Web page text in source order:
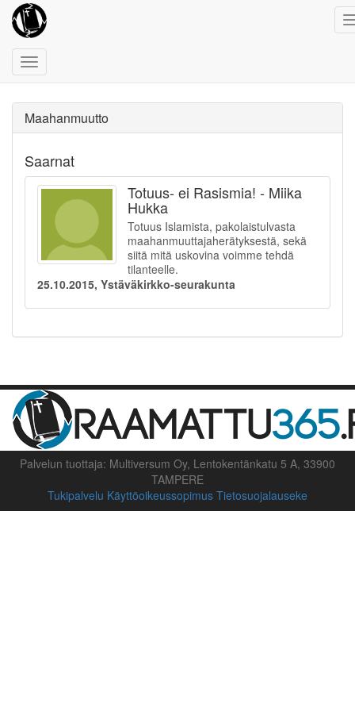
Toggle
navigation
Maahanmuutto
Saarnat
Totuus- ei Rasismia! - Miika
Hukka
Totuus Islamista, pakolaistulvasta
maahanmuuttajaherätyksestä, sekä
siitä mitä uskovina voimme tehdä
tilanteelle.
25.10.2015, Ystäväkirkko-seurakunta
Palvelun tuottaja: Multiversum Oy, Lentokentänkatu 5 A, 33900
TAMPERE
Tukipalvelu Käyttöoikeussopimus Tietosuojalauseke